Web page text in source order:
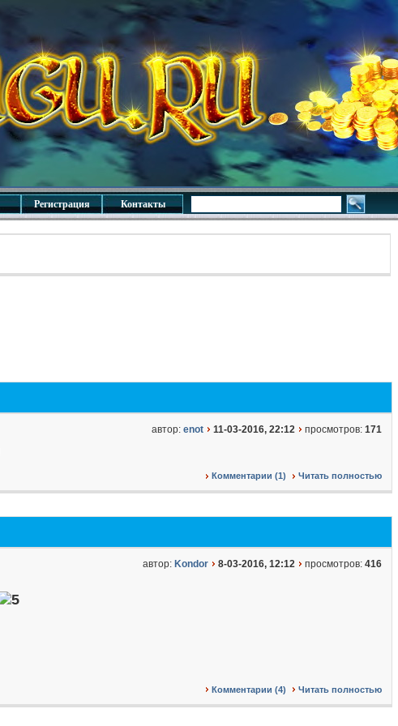
Регистрация Контакты
автор: enot 11-03-2016, 22:12 просмотров: 171
Комментарии (1) Читать полностью
автор: Kondor 8-03-2016, 12:12 просмотров: 416
Комментарии (4) Читать полностью